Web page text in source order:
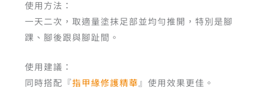
使用方法：
一天二次，取適量塗抹足部並均勻推開，特別是腳
踝、腳後跟與腳趾間。
使用建議：
同時搭配『指甲緣修護精華 』使用效果更佳。